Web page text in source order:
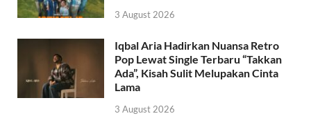
3 August 2026
Iqbal Aria Hadirkan Nuansa Retro
Pop Lewat Single Terbaru “Takkan
Ada”, Kisah Sulit Melupakan Cinta
Lama
3 August 2026